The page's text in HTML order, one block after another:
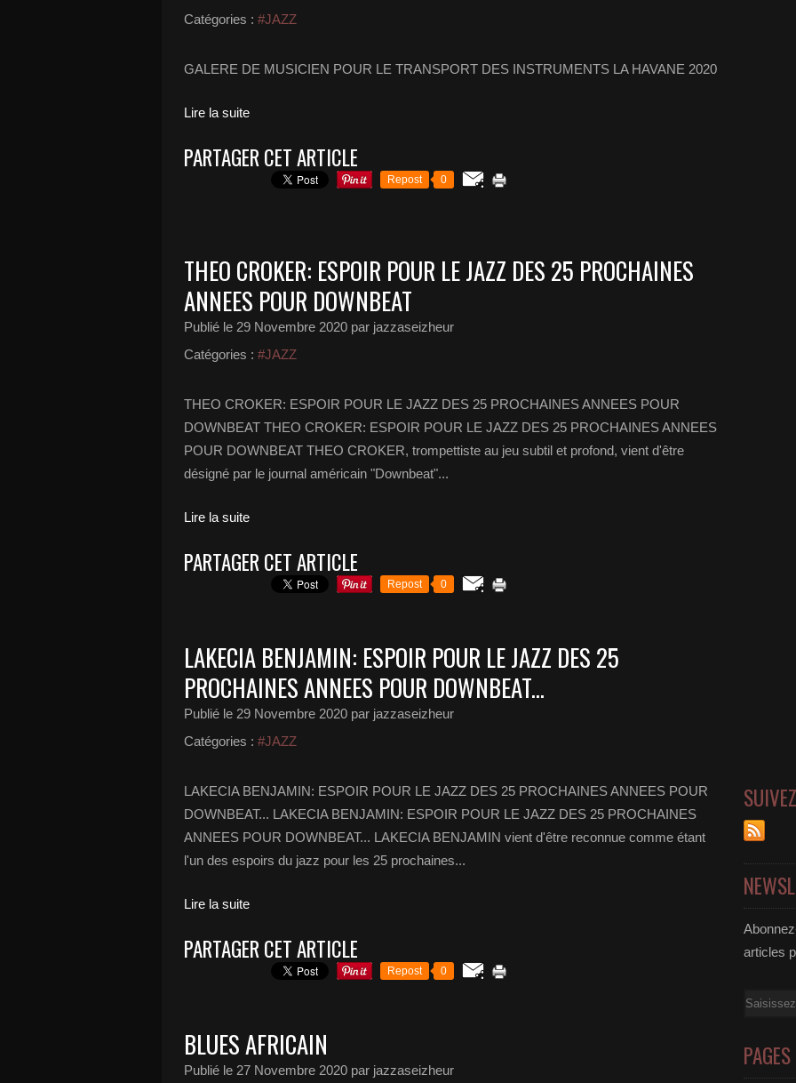
Catégories : #JAZZ
GALERE DE MUSICIEN POUR LE TRANSPORT DES INSTRUMENTS LA HAVANE 2020
Lire la suite
PARTAGER CET ARTICLE
Repost 0
THEO CROKER: ESPOIR POUR LE JAZZ DES 25 PROCHAINES
ANNEES POUR DOWNBEAT
Publié le 29 Novembre 2020 par jazzaseizheur
Catégories : #JAZZ
THEO CROKER: ESPOIR POUR LE JAZZ DES 25 PROCHAINES ANNEES POUR
DOWNBEAT THEO CROKER: ESPOIR POUR LE JAZZ DES 25 PROCHAINES ANNEES
POUR DOWNBEAT THEO CROKER, trompettiste au jeu subtil et profond, vient d'être
désigné par le journal américain "Downbeat"...
Lire la suite
PARTAGER CET ARTICLE
Repost 0
LAKECIA BENJAMIN: ESPOIR POUR LE JAZZ DES 25
PROCHAINES ANNEES POUR DOWNBEAT...
Publié le 29 Novembre 2020 par jazzaseizheur
Catégories : #JAZZ
LAKECIA BENJAMIN: ESPOIR POUR LE JAZZ DES 25 PROCHAINES ANNEES POUR
DOWNBEAT... LAKECIA BENJAMIN: ESPOIR POUR LE JAZZ DES 25 PROCHAINES
ANNEES POUR DOWNBEAT... LAKECIA BENJAMIN vient d'être reconnue comme étant
l'un des espoirs du jazz pour les 25 prochaines...
Lire la suite
PARTAGER CET ARTICLE
Repost 0
BLUES AFRICAIN
Publié le 27 Novembre 2020 par jazzaseizheur
articles
Email
PAGES